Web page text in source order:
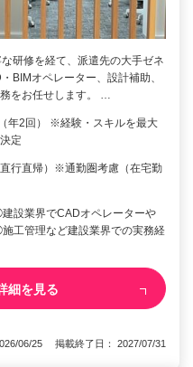
研修を経て、派遣先の大手ゼネ
BIMオペレーター、設計補助、
をお任せします。 …
年2回） ※経験・スキルを最大
定
行直帰）※通勤圏考慮（在宅勤
設業界でCADオペレーターや
工管理など建設業界での実務経
細を見る
06/25 掲載終了日： 2027/07/31